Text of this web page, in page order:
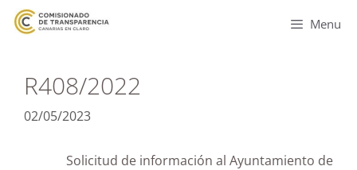
Menu
R408/2022
02/05/2023
Solicitud de información al Ayuntamiento de